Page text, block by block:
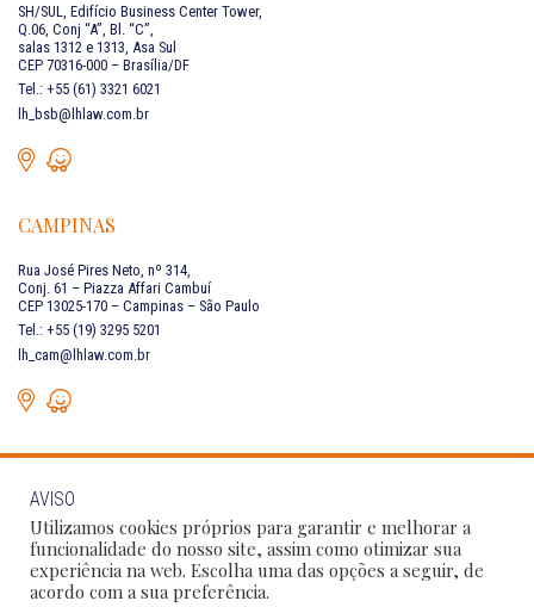
SH/SUL, Edifício Business Center Tower,
Q.06, Conj “A”, Bl. “C”,
salas 1312 e 1313, Asa Sul
CEP 70316-000 – Brasília/DF
Tel.: +55 (61) 3321 6021
lh_bsb@lhlaw.com.br
CAMPINAS
Rua José Pires Neto, nº 314,
Conj. 61 – Piazza Affari Cambuí
CEP 13025-170 – Campinas – São Paulo
Tel.: +55 (19) 3295 5201
lh_cam@lhlaw.com.br
FALE CONOSCO
Siga as nossas redes sociais:
AVISO
Utilizamos cookies próprios para garantir e melhorar a
funcionalidade do nosso site, assim como otimizar sua
experiência na web. Escolha uma das opções a seguir, de
acordo com a sua preferência.